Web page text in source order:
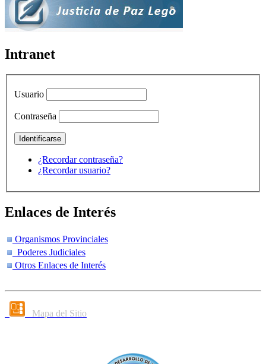
Intranet
Usuario
Contraseña
¿Recordar contraseña?
¿Recordar usuario?
Enlaces de Interés
Organismos Provinciales
Poderes Judiciales
Otros Enlaces de Interés
Mapa del Sitio